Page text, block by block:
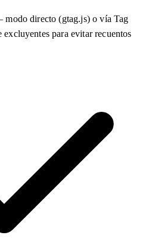
directo (gtag.js) o vía Tag
excluyentes para evitar recuentos